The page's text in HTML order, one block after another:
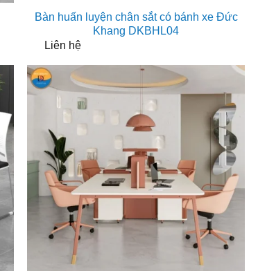
Bàn huấn luyện chân sắt có bánh xe Đức
Khang DKBHL04
Liên hệ